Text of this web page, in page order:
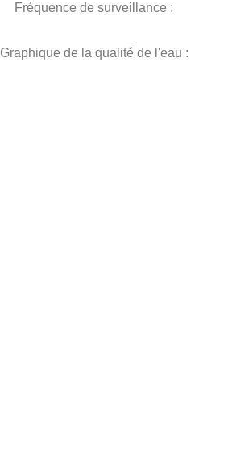
Fréquence de surveillance :
Graphique de la qualité de l'eau :